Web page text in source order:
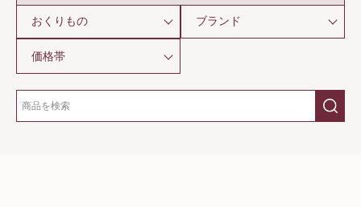
おくりもの ブランド
価格帯